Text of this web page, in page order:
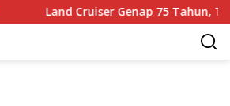
Land Cruiser Genap 75 Tahun, Toyota